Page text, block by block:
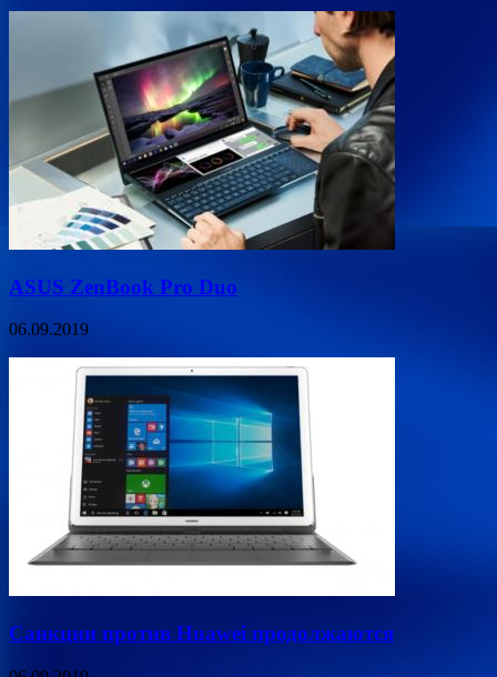
ASUS ZenBook Pro Duo
06.09.2019
Санкции против Huawei продолжаются